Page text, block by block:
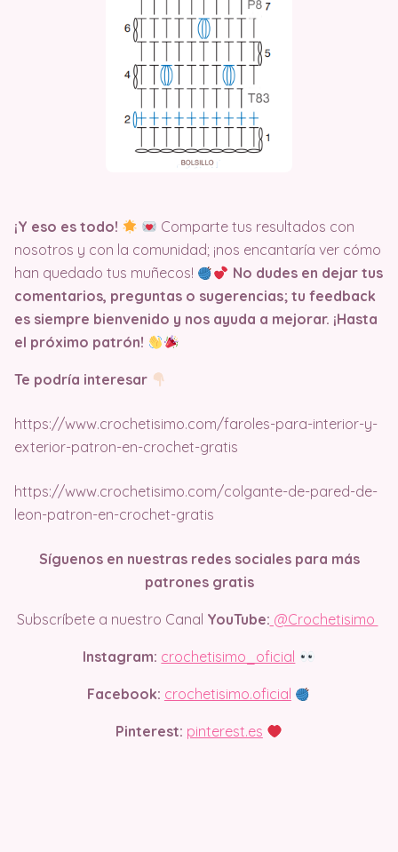
¡Y eso es todo!
Comparte tus resultados con
nosotros y con la comunidad; ¡nos encantaría ver cómo
han quedado tus muñecos!
No dudes en dejar tus
comentarios, preguntas o sugerencias; tu feedback
es siempre bienvenido y nos ayuda a mejorar. ¡Hasta
el próximo patrón!
Te podría interesar
https://www.crochetisimo.com/faroles-para-interior-y-
exterior-patron-en-crochet-gratis
https://www.crochetisimo.com/colgante-de-pared-de-
leon-patron-en-crochet-gratis
Síguenos en nuestras redes sociales para más
patrones gratis
Subscríbete a nuestro Canal YouTube: @Crochetisimo
Instagram: crochetisimo_oficial
Facebook: crochetisimo.oficial
Pinterest: pinterest.es